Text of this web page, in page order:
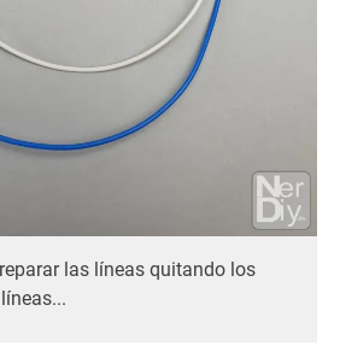
las líneas quitando los